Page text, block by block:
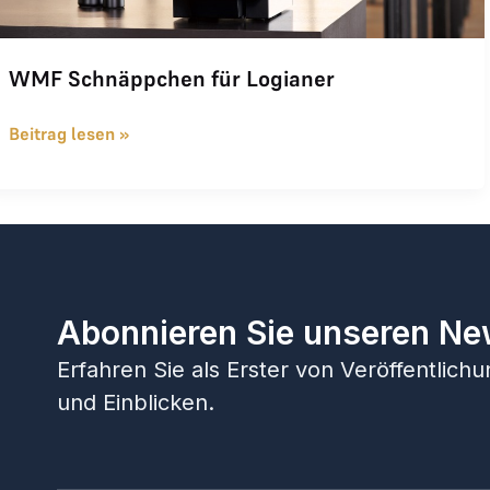
WMF Schnäppchen für Logianer
Beitrag lesen »
Abonnieren Sie unseren
Erfahren Sie als Erster von
und Einblicken.